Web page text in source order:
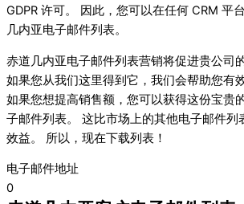
GDPR 许可。 因此，您可以在任何 CRM 平
几内亚电子邮件列表。
赤道几内亚电子邮件列表营销将促进贵公司
如果您从我们这里得到它，我们会帮助您有
如果您想提高销售额，您可以获得这份宝贵
子邮件列表。 这比市场上的其他电子邮件列
效益。 所以，现在下载列表！
电子邮件地址
0